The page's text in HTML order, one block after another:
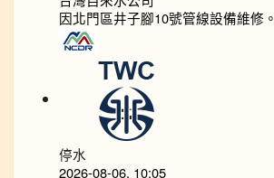
因北門區井子腳10號管線設備維修。
停水
2026-08-06, 10:05